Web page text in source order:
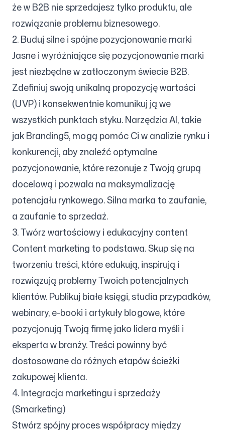
że w B2B nie sprzedajesz tylko produktu, ale
rozwiązanie problemu biznesowego.
2. Buduj silne i spójne pozycjonowanie marki
Jasne i wyróżniające się pozycjonowanie marki
jest niezbędne w zatłoczonym świecie B2B.
Zdefiniuj swoją unikalną propozycję wartości
(UVP) i konsekwentnie komunikuj ją we
wszystkich punktach styku. Narzędzia AI, takie
jak Branding5, mogą pomóc Ci w analizie rynku i
konkurencji, aby znaleźć optymalne
pozycjonowanie, które rezonuje z Twoją grupą
docelową i pozwala na maksymalizację
potencjału rynkowego. Silna marka to zaufanie,
a zaufanie to sprzedaż.
3. Twórz wartościowy i edukacyjny content
Content marketing to podstawa. Skup się na
tworzeniu treści, które edukują, inspirują i
rozwiązują problemy Twoich potencjalnych
klientów. Publikuj białe księgi, studia przypadków,
webinary, e-booki i artykuły blogowe, które
pozycjonują Twoją firmę jako lidera myśli i
eksperta w branży. Treści powinny być
dostosowane do różnych etapów ścieżki
zakupowej klienta.
4. Integracja marketingu i sprzedaży
(Smarketing)
Stwórz spójny proces współpracy między